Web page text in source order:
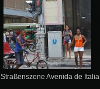
Straßenszene Avenida de Italia